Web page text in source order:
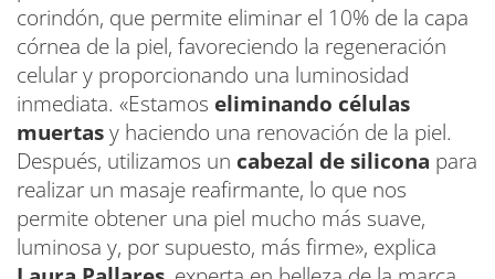
corindón, que permite eliminar el 10% de la capa
córnea de la piel, favoreciendo la regeneración
celular y proporcionando una luminosidad
inmediata. «Estamos eliminando células
muertasy haciendo una renovación de la piel.
Después, utilizamos un cabezal de silicona para
realizar un masaje reafirmante, lo que nos
permite obtener una piel mucho más suave,
luminosa y, por supuesto, más firme», explica